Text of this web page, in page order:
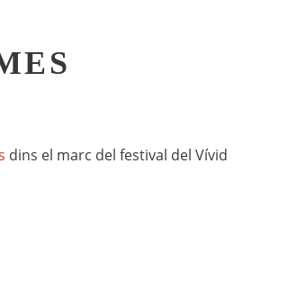
dins el marc del festival del Vívid